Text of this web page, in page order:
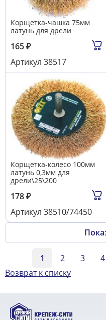
Корщетка-чашка 75мм
латунь для дрели
165₽
Артикул 38517
Корщетка-колесо 100мм
латунь 0,3мм для
дрели\25\200
178₽
Артикул 38510/74450
1 2 3 4
Возврат к списку